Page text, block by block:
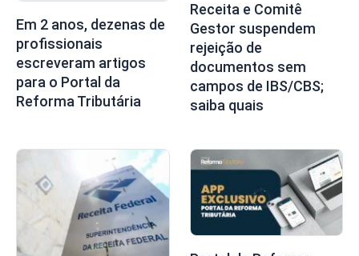
Em 2 anos, dezenas de
profissionais
escreveram artigos
para o Portal da
Reforma Tributária
Receita e Comitê
Gestor suspendem
rejeição de
documentos sem
campos de IBS/CBS;
saiba quais